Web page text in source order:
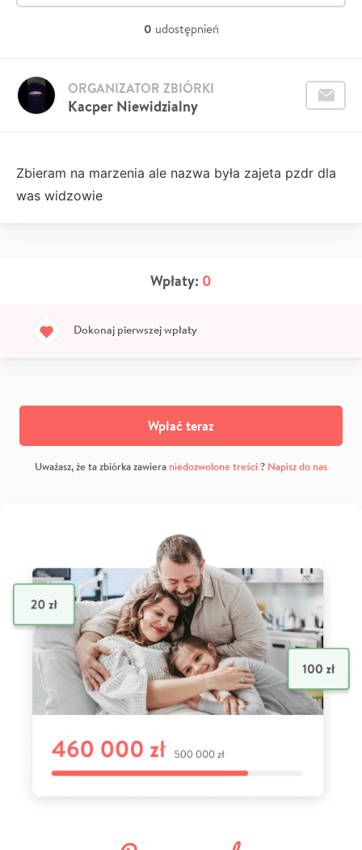
0 udostępnień
Kacper Niewidzialny
ORGANIZATOR ZBIÓRKI
Zbieram na marzenia ale nazwa była zajeta pzdr dla
was widzowie
Wpłaty: 0
Dokonaj pierwszej wpłaty
Wpłać teraz
Uważasz, że ta zbiórka zawiera niedozwolone treści? Napisz do nas